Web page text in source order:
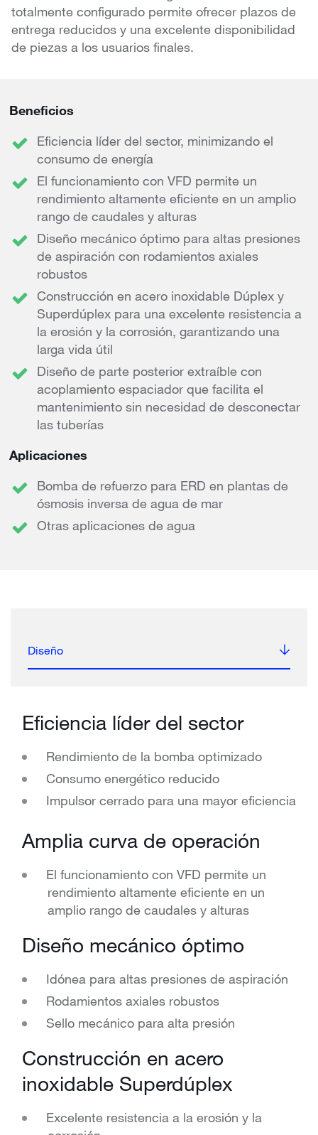
totalmente configurado permite ofrecer plazos de
entrega reducidos y una excelente disponibilidad
de piezas a los usuarios finales.
Beneficios
Eficiencia líder del sector, minimizando el
consumo de energía
El funcionamiento con VFD permite un
rendimiento altamente eficiente en un amplio
rango de caudales y alturas
Diseño mecánico óptimo para altas presiones
de aspiración con rodamientos axiales
robustos
Construcción en acero inoxidable Dúplex y
Superdúplex para una excelente resistencia a
la erosión y la corrosión, garantizando una
larga vida útil
Diseño de parte posterior extraíble con
acoplamiento espaciador que facilita el
mantenimiento sin necesidad de desconectar
las tuberías
Aplicaciones
Bomba de refuerzo para ERD en plantas de
ósmosis inversa de agua de mar
Otras aplicaciones de agua
Diseño
Eficiencia líder del sector
Rendimiento de la bomba optimizado
Consumo energético reducido
Impulsor cerrado para una mayor eficiencia
Amplia curva de operación
El funcionamiento con VFD permite un
rendimiento altamente eficiente en un
amplio rango de caudales y alturas
Diseño mecánico óptimo
Idónea para altas presiones de aspiración
Rodamientos axiales robustos
Sello mecánico para alta presión
Construcción en acero
inoxidable Superdúplex
Excelente resistencia a la erosión y la